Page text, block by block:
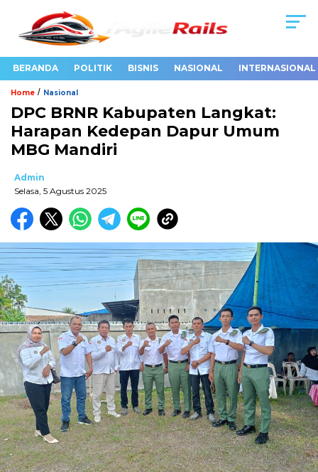
BERANDA POLITIK BISNIS NASIONAL INTERNASIONAL
Home / Nasional
DPC BRNR Kabupaten Langkat:
Harapan Kedepan Dapur Umum
MBG Mandiri
Admin
Selasa, 5 Agustus 2025